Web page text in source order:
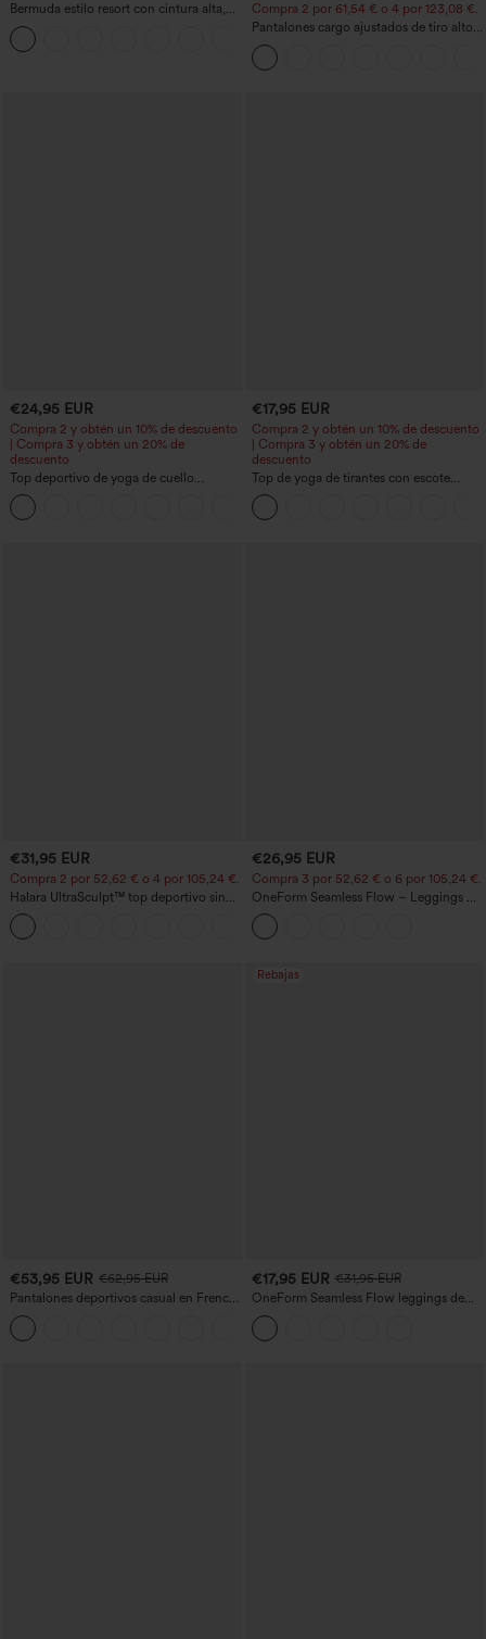
Bermuda estilo resort con cintura alta,
dobladillo remangado y efecto lino, 10'',
con bolsillos
Compra 2 por 61,54 € o 4 por 123,08 €.
Pantalones cargo ajustados de tiro alto
con múltiples bolsillos y cremallera con
botones
€24,95 EUR
Compra 2 y obtén un 10% de descuento
| Compra 3 y obtén un 20% de
descuento
Top deportivo de yoga de cuello
redondo y manga corta, con fruncidos y
tacto fresco - UPF50+
€17,95 EUR
Compra 2 y obtén un 10% de descuento
| Compra 3 y obtén un 20% de
descuento
Top de yoga de tirantes con escote
redondo, fruncido y tacto fresco -
UPF50+
€31,95 EUR
Compra 2 por 52,62 € o 4 por 105,24 €.
Halara UltraSculpt™ top deportivo sin
mangas con escote redondo y bajo
curvo
€26,95 EUR
Compra 3 por 52,62 € o 6 por 105,24 €.
OneForm Seamless Flow – Leggings de
yoga sin costuras, tiro medio, control de
abdomen y realce de glúteos
€53,95 EUR €62,95 EUR
Pantalones deportivos casual en French
terry con estampado denim, tiro medio,
estilo jeans y bolsillos
Rebajas
€17,95 EUR €31,95 EUR
OneForm Seamless Flow leggings de
yoga de talle alto con control abdominal
y realce de glúteos